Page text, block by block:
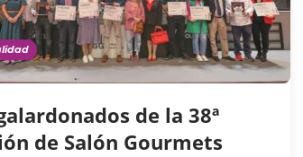
de la 38ª
de Salón Gourmets